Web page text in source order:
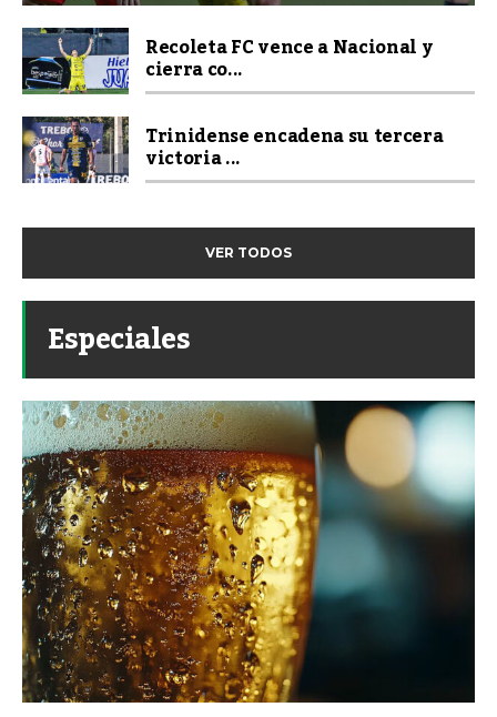
Recoleta FC vence a Nacional y
cierra co...
Trinidense encadena su tercera
victoria ...
VER TODOS
Especiales